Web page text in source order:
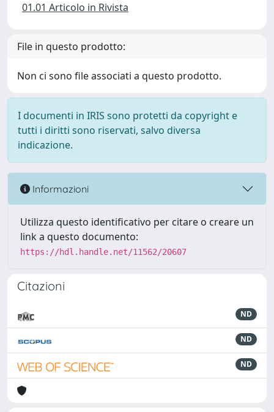
01.01 Articolo in Rivista
File in questo prodotto:
Non ci sono file associati a questo prodotto.
I documenti in IRIS sono protetti da copyright e
tutti i diritti sono riservati, salvo diversa
indicazione.
Informazioni
Utilizza questo identificativo per citare o creare un
link a questo documento:
https://hdl.handle.net/11562/20607
Citazioni
ND
ND
ND